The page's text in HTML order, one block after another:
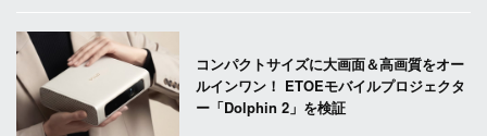
コンパクトサイズに大画面＆高画質をオー
ルインワン！ ETOEモバイルプロジェクタ
ー「Dolphin 2」を検証